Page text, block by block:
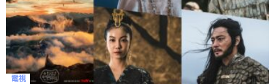
電視